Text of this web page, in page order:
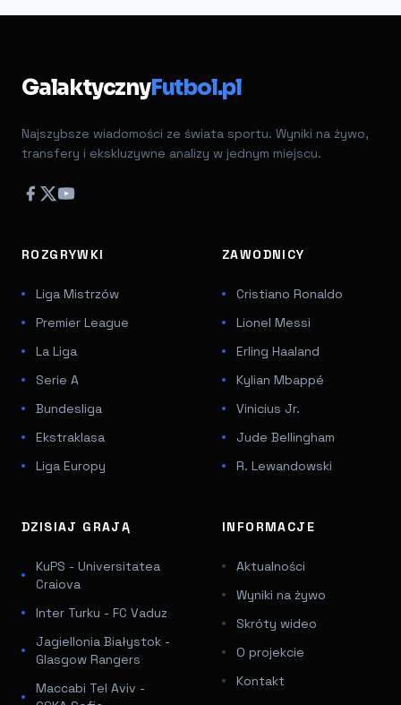
GalaktycznyFutbol.pl
Najszybsze wiadomości ze świata sportu. Wyniki na żywo,
transfery i ekskluzywne analizy w jednym miejscu.
ROZGRYWKI
Liga Mistrzów
Premier League
La Liga
Serie A
Bundesliga
Ekstraklasa
Liga Europy
ZAWODNICY
Cristiano Ronaldo
Lionel Messi
Erling Haaland
Kylian Mbappé
Vinicius Jr.
Jude Bellingham
R. Lewandowski
DZISIAJ GRAJĄ
KuPS - Universitatea
Craiova
Inter Turku - FC Vaduz
Jagiellonia Białystok -
Glasgow Rangers
Maccabi Tel Aviv -
INFORMACJE
Aktualności
Wyniki na żywo
Skróty wideo
O projekcie
Kontakt